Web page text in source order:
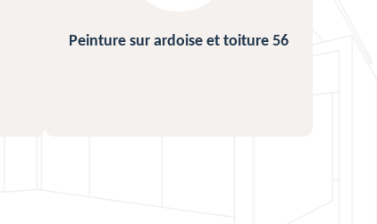
Urgence fuite de toiture 56